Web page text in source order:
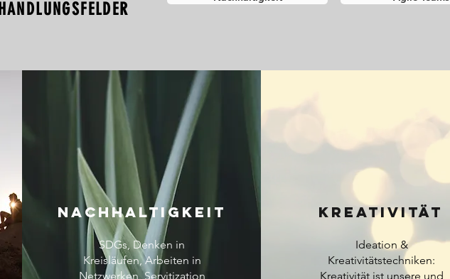
HANDLUNGSFELDER
NACHHALTIGKEIT
SDGs, Denken in
Kreisläufen, Arbeiten in
Netzwerken,Servitization
KREATIVITÄT
Ideation &
Kreativitätstechniken:
Kreativität ist unsere und